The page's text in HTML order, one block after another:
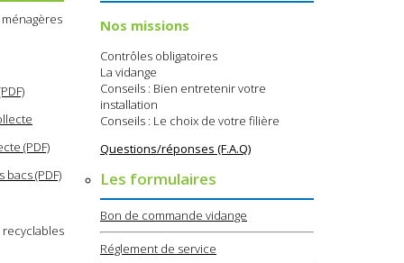
(PDF)
(PDF)
Nos missions
Contrôles obligatoires
La vidange
Conseils : Bien entretenir votre
installation
Conseils : Le choix de votre filière
Questions/réponses (F.A.Q)
Les formulaires
Bon de commande vidange
Réglement de service